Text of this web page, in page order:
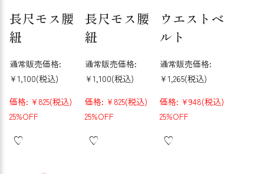
長尺モス腰
紐
通常販売価格:
¥1,100(税込)
価格: ¥825(税込)
25%OFF
長尺モス腰
紐
通常販売価格:
¥1,100(税込)
価格: ¥825(税込)
25%OFF
ウエストベ
ルト
通常販売価格:
¥1,265(税込)
価格: ¥948(税込)
25%OFF